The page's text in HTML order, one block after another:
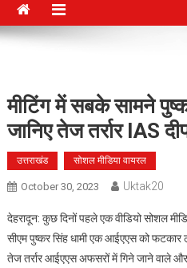
मीटिंग में सबके सामने
जानिए तेज तर्रार IAS
उत्तराखंड सोशल मीडिया वायरल
October 30, 2023 Uktak20
देहरादून: कुछ दिनों पहले एक वीडियो सोशल
सीएम पुष्कर सिंह धामी एक आईएएस को
तेज तर्रार आईएएस अफसरों में गिने जाने वाले